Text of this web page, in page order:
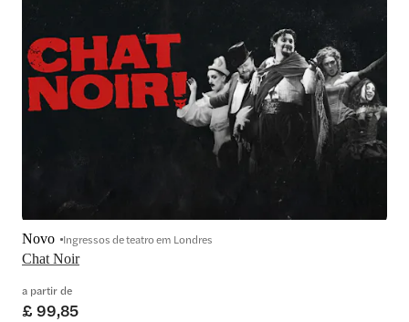
Chat Noir
Novo Ingressos de teatro em Londres
a partir de
£ 99,85